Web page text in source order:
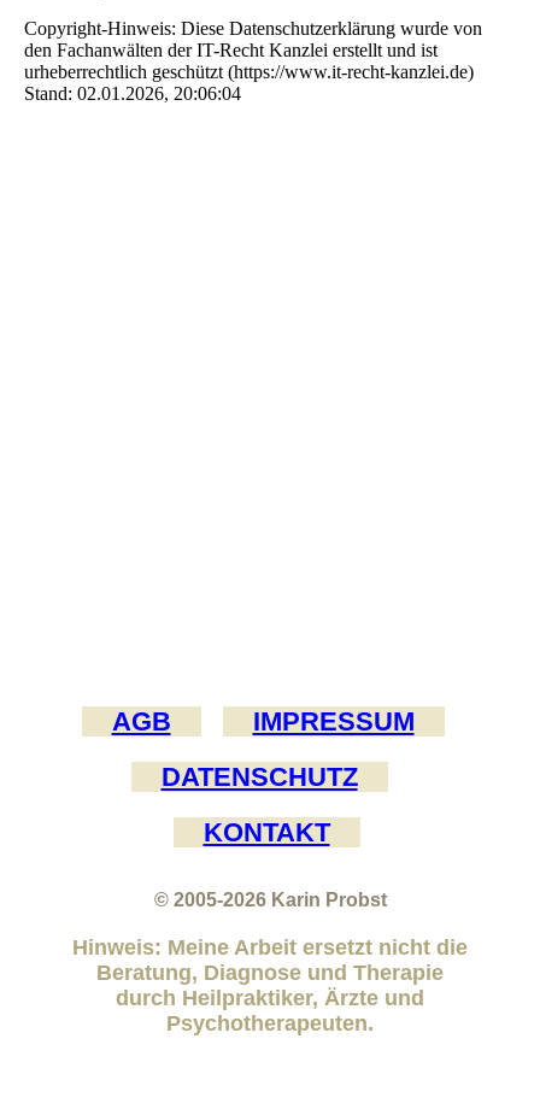
Copyright-Hinweis: Diese Datenschutzerklärung wurde von
den Fachanwälten der IT-Recht Kanzlei erstellt und ist
urheberrechtlich geschützt (https://www.it-recht-kanzlei.de)
Stand: 02.01.2026, 20:06:04
AGB
IMPRESSUM
DATENSCHUTZ
KONTAKT
© 2005-2026 Karin Probst
Hinweis: Meine Arbeit ersetzt nicht die
Beratung, Diagnose und Therapie
durch Heilpraktiker, Ärzte und
Psychotherapeuten.